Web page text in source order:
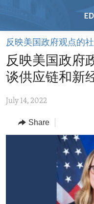
Skip
main
content
to
Navigation
Skip
HOME
VIDEO
REGIONS
AFRICA
TOPICS
HUMAN RIGHTS
SECURITY AND
AID AND
DEMOCRACY AND
反映美国政府观点的
反映美国政府
谈供应链和新
July 14, 2022
Share